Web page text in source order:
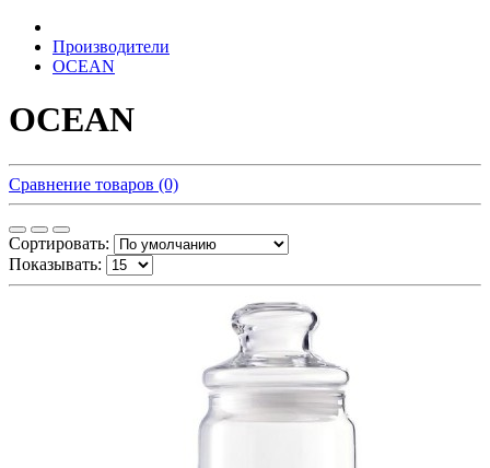
Производители
OCEAN
OCEAN
Сравнение товаров (0)
Сортировать:
Показывать: